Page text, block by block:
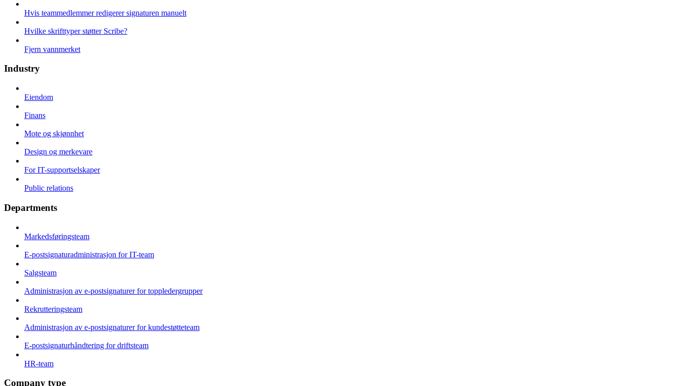
Hvis teammedlemmer redigerer signaturen manuelt
Hvilke skrifttyper støtter Scribe?
Fjern vannmerket
Industry
Eiendom
Finans
Mote og skjønnhet
Design og merkevare
For IT-supportselskaper
Public relations
Departments
Markedsføringsteam
E-postsignaturadministrasjon for IT-team
Salgsteam
Administrasjon av e-postsignaturer for toppledergrupper
Rekrutteringsteam
Administrasjon av e-postsignaturer for kundestøtteteam
E-postsignaturhåndtering for driftsteam
HR-team
Company type